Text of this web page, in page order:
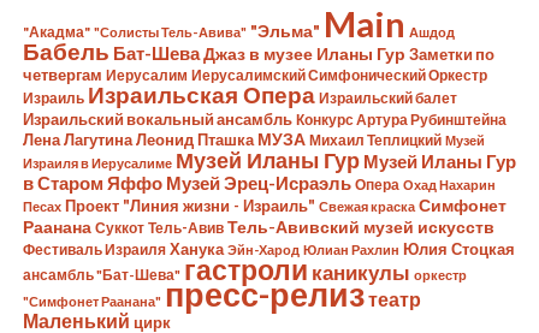
"Акадма" "Солисты Тель-Авива" "Эльма" Main Ашдод
Бабель Бат-ШеваДжаз в музее Иланы Гур Заметки по
четвергам Иерусалим Иерусалимский Симфонический Оркестр
Израиль Израильская Опера Израильский балет
Израильский вокальный ансамбль Конкурс Артура Рубинштейна
Лена Лагутина Леонид Пташка МУЗА Михаил Теплицкий Музей
Израиля в Иерусалиме Музей Иланы Гур Музей Иланы Гур
в Старом Яффо Музей Эрец-Исраэль Опера Охад Нахарин
Песах Проект "Линия жизни - Израиль" Свежая краска Симфонет
Раанана Суккот Тель-Авив Тель-Авивский музей искусств
Фестиваль Израиля Ханука Эйн-Харод Юлиан Рахлин Юлия Стоцкая
ансамбль "Бат-Шева" гастроли каникулы оркестр
"Симфонет Раанана" пресс-релизтеатр
Маленький цирк